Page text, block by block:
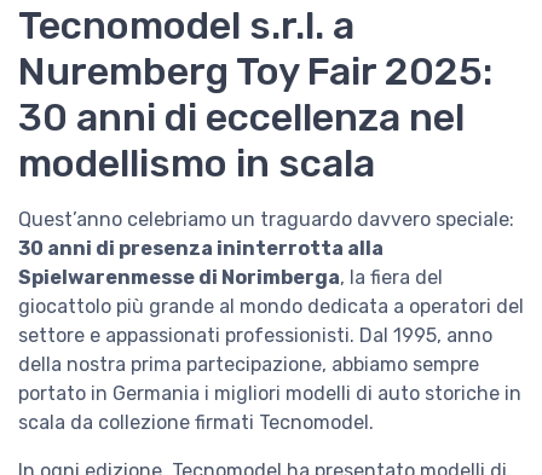
Tecnomodel s.r.l. a
Nuremberg Toy Fair 2025:
30 anni di eccellenza nel
modellismo in scala
Quest’anno celebriamo un traguardo davvero speciale:
30 anni di presenza ininterrotta alla
Spielwarenmesse di Norimberga, la fiera del
giocattolo più grande al mondo dedicata a operatori del
settore e appassionati professionisti. Dal 1995, anno
della nostra prima partecipazione, abbiamo sempre
portato in Germania i migliori modelli di auto storiche in
scala da collezione firmati Tecnomodel.
In ogni edizione, Tecnomodel ha presentato modelli di